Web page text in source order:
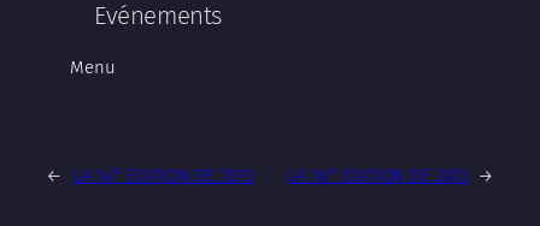
Evénements
Menu
← LA 14° EDITION DE 2013 LA 16° EDITION DE 2013 →